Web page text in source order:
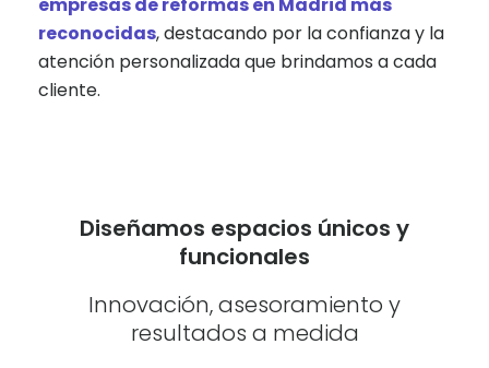
reconocidas, destacando por la confianza y la
atención personalizada que brindamos a cada
cliente.
Diseñamos espacios únicos y
funcionales
Innovación, asesoramiento y
resultados a medida